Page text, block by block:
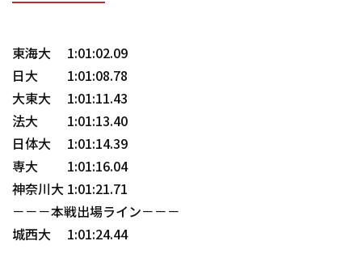
東海大 1:01:02.09
日大 1:01:08.78
大東大 1:01:11.43
法大 1:01:13.40
日体大 1:01:14.39
専大 1:01:16.04
神奈川大 1:01:21.71
－－－本戦出場ライン－－－
城西大 1:01:24.44